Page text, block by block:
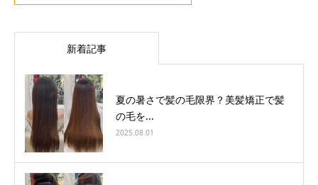
新着記事
夏の暑さで髪の毛限界？美髪矯正で髪
の毛を...
2025.08.01